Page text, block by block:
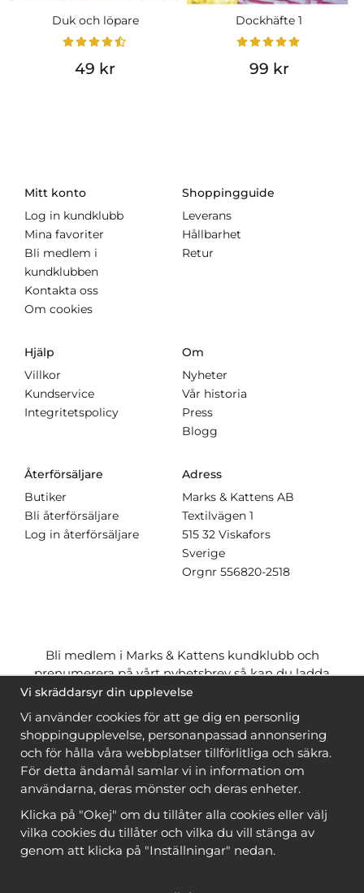
Duk och löpare
49 kr
Dockhäfte 1
99 kr
Mitt konto
Log in kundklubb
Mina favoriter
Bli medlem i
kundklubben
Kontakta oss
Om cookies
Shoppingguide
Leverans
Hållbarhet
Retur
Hjälp
Villkor
Kundservice
Integritetspolicy
Om
Nyheter
Vår historia
Press
Blogg
Återförsäljare
Butiker
Bli återförsäljare
Log in återförsäljare
Adress
Marks & Kattens AB
Textilvägen 1
515 32 Viskafors
Sverige
Orgnr 556820-2518
Bli medlem i Marks & Kattens kundklubb och
prenumerera på vårt nyhetsbrev så kan du ladda
ner många mönstergratisoch få många
när du handlar garn till mönstret. Du ser vilka som
är
gratis när du är inloggad
Bli medlem
Vi skräddarsyr din upplevelse
Vi använder cookies för att ge dig en personlig
shoppingupplevelse, personanpassad annonsering
och för hålla våra webbplatser tillförlitliga och säkra.
För detta ändamål samlar vi in information om
användarna, deras mönster och deras enheter.
Klicka på "Okej" om du tillåter alla cookies eller välj
vilka cookies du tillåter och vilka du vill stänga av
genom att klicka på "Inställningar" nedan.